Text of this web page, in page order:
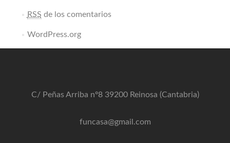
RSS de los comentarios
WordPress.org
C/ Peñas Arriba nº8 39200 Reinosa (Cantabria)
funcasa@gmail.com